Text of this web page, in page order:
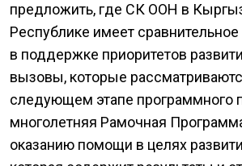
предложить, где СК ООН в
Республике имеет
в поддержке приоритетов
вызовы, которые
следующем этапе программного
многолетняя Рамочная
оказанию помощи в целях